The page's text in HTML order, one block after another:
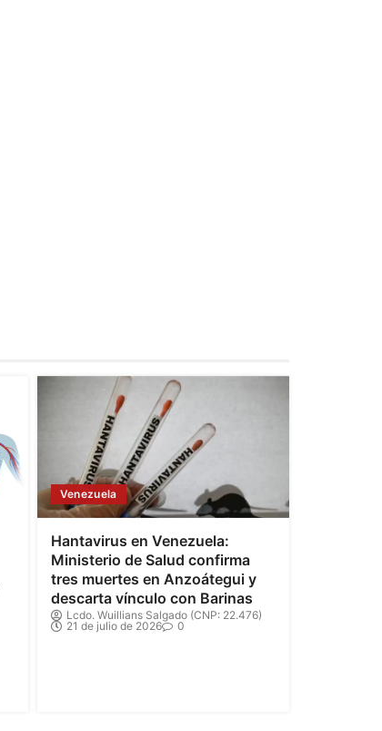
Venezuela
Hantavirus en Venezuela:
Ministerio de Salud confirma
tres muertes en Anzoátegui y
descarta vínculo con Barinas
Lcdo. Wuillians Salgado (CNP: 22.476)
21 de julio de 2026
0